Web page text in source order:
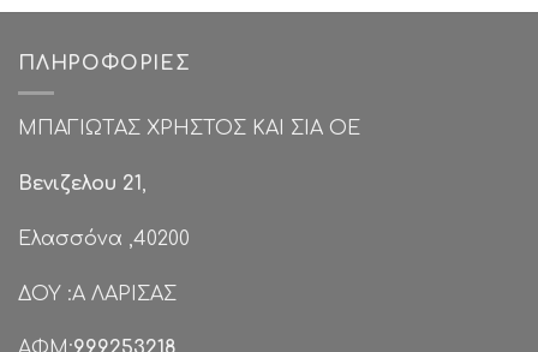
ΠΛΗΡΟΦΟΡΊΕΣ
ΜΠΑΓΙΩΤΑΣ ΧΡΗΣΤΟΣ ΚΑΙ ΣΙΑ ΟΕ
Βενιζελου 21,
Ελασσόνα ,40200
ΔΟΥ :Α ΛΑΡΙΣΑΣ